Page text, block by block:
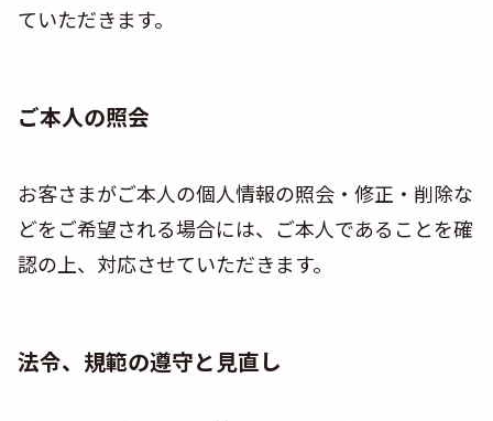
ていただきます。
ご本人の照会
お客さまがご本人の個人情報の照会・修正・削除な
どをご希望される場合には、ご本人であることを確
認の上、対応させていただきます。
法令、規範の遵守と見直し